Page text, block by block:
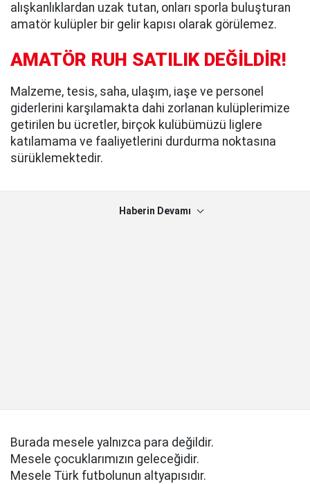
alışkanlıklardan uzak tutan, onları sporla buluşturan
amatör kulüpler bir gelir kapısı olarak görülemez.
AMATÖR RUH SATILIK DEĞİLDİR!
Malzeme, tesis, saha, ulaşım, iaşe ve personel
giderlerini karşılamakta dahi zorlanan kulüplerimize
getirilen bu ücretler, birçok kulübümüzü liglere
katılamama ve faaliyetlerini durdurma noktasına
sürüklemektedir.
Haberin Devamı
Burada mesele yalnızca para değildir.
Mesele çocuklarımızın geleceğidir.
Mesele Türk futbolunun altyapısıdır.